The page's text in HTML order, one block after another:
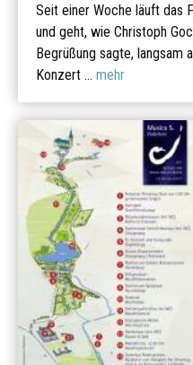
Seit einer Woche läuft das
und geht, wie Christoph
Begrüßung sagte, langsam
Konzert ... mehr